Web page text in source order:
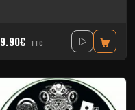
9.90€ TTC